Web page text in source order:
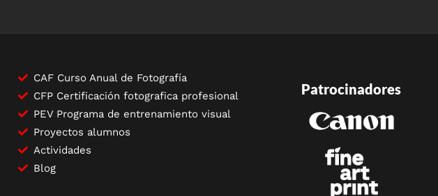
CAF Curso Anual de Fotografía
CFP Certificación fotografica profesional
PEV Programa de entrenamiento visual
Proyectos alumnos
Actividades
Blog
Patrocinadores